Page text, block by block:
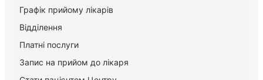
Графік прийому лікарів
Відділення
Платні послуги
Запис на прийом до лікаря